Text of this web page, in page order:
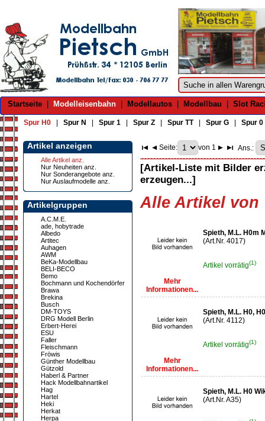
Startseite Modelleisenbahn Modellautos Modellbau Slot
Spur H0 Spur N Spur 1 Spur Z Spur TT| Spur G Spur 0
Artikel anzeigen
Alle Artikel anz.
Nur Neuheiten anz.
Nur Sonderangebote anz.
Nur Auslaufmodelle anz.
Artikelgruppen
A.C.M.E.
ade, hobytrade
Albedo
Artitec
Auhagen
AWM
BeKa-Modellbau
BELI-BECO
Bemo
Bochmann und Kochendörfer
Brawa
Brekina
Busch
DM-TOYS
DRG Modell Berlin
Erbert-Herei
ESU
Faller
Fleischmann
Fröwis
Günther Modellbau
Gützold
Haberl & Partner
Hack Modellbahnartikel
Hag
Hartel
Heki
Herkat
Herpa
Seite: von 1 Ans.:
[Artikel-Liste mit Bilder
erzeugen...]
Alle Artikel von
Mehr
Informationen...
Spieth, M.L. H0m
(Art.Nr. 4017)
Artikel vorrätig(1)
Mehr
Informationen...
Spieth, M.L. H0,
(Art.Nr. 4112)
Artikel vorrätig(1)
Spieth, M.L. H0
(Art.Nr. A35)